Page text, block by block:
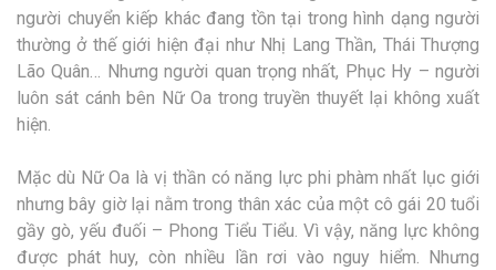
người chuyển kiếp khác đang tồn tại trong hình dạng người
thường ở thế giới hiện đại như Nhị Lang Thần, Thái Thượng
Lão Quân… Nhưng người quan trọng nhất, Phục Hy – người
luôn sát cánh bên Nữ Oa trong truyền thuyết lại không xuất
hiện.
Mặc dù Nữ Oa là vị thần có năng lực phi phàm nhất lục giới
nhưng bây giờ lại nằm trong thân xác của một cô gái 20 tuổi
gầy gò, yếu đuối – Phong Tiểu Tiểu. Vì vậy, năng lực không
được phát huy, còn nhiều lần rơi vào nguy hiểm. Nhưng